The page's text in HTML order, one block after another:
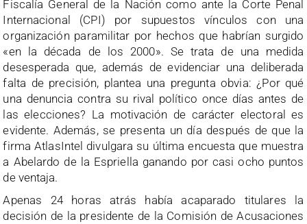
Fiscalía General de la Nación como ante la Corte Penal
Internacional (CPI) por supuestos vínculos con una
organización paramilitar por hechos que habrían surgido
«en la década de los 2000». Se trata de una medida
desesperada que, además de evidenciar una deliberada
falta de precisión, plantea una pregunta obvia: ¿Por qué
una denuncia contra su rival político once días antes de
las elecciones? La motivación de carácter electoral es
evidente. Además, se presenta un día después de que la
firma AtlasIntel divulgara su última encuesta que muestra
a Abelardo de la Espriella ganando por casi ocho puntos
de ventaja.
Apenas 24 horas atrás había acaparado titulares la
decisión de la presidente de la Comisión de Acusaciones